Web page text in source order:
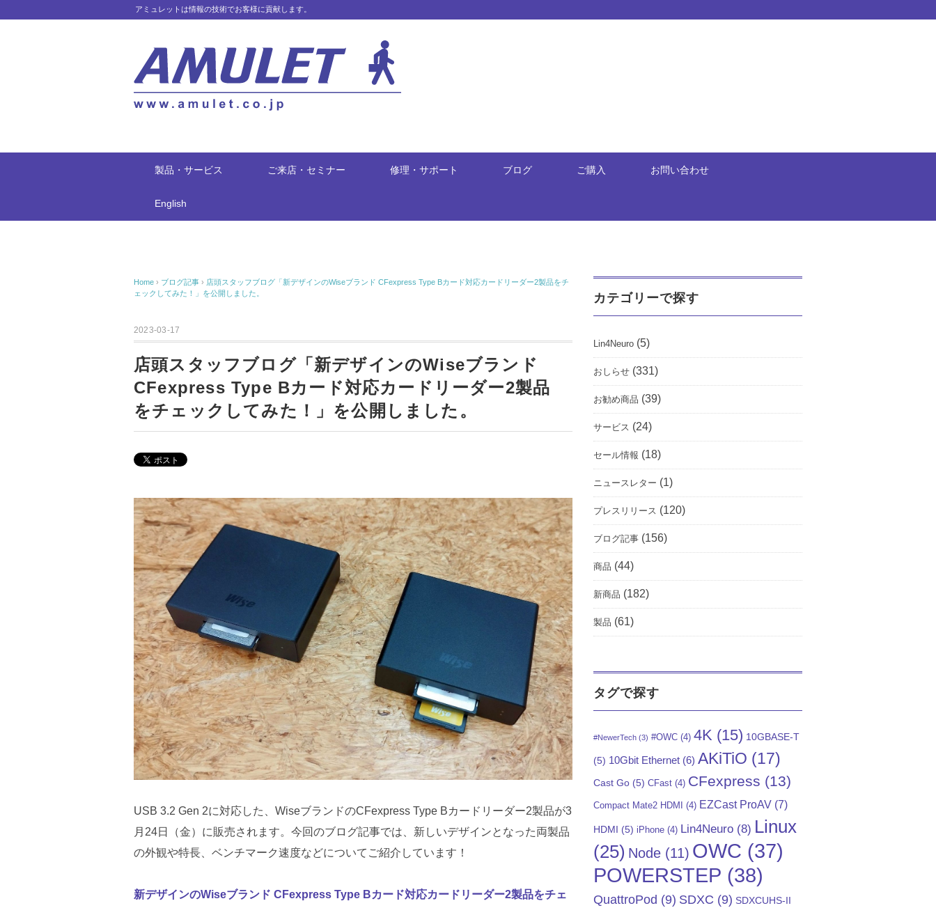
アミュレットは情報の技術でお客様に貢献します。
製品・サービス ご来店・セミナー 修理・サポート ブログ ご購入 お問い合わせ
English
Home › ブログ記事 › 店頭スタッフブログ「新デザインのWiseブランド CFexpress Type Bカード対応カードリーダー2製品をチ
ェックしてみた！」を公開しました。
2023-03-17
店頭スタッフブログ「新デザインのWiseブランド
CFexpress Type Bカード対応カードリーダー2製品
をチェックしてみた！」を公開しました。
USB 3.2 Gen 2に対応した、WiseブランドのCFexpress Type Bカードリーダー2製品が3
月24日（金）に販売されます。今回のブログ記事では、新しいデザインとなった両製品
の外観や特長、ベンチマーク速度などについてご紹介しています！
新デザインのWiseブランド CFexpress Type Bカード対応カードリーダー2製品をチェ
カテゴリーで探す
Lin4Neuro (5)
おしらせ (331)
お勧め商品 (39)
サービス (24)
セール情報 (18)
ニュースレター (1)
プレスリリース (120)
ブログ記事 (156)
商品 (44)
新商品 (182)
製品 (61)
タグで探す
#NewerTech (3) #OWC (4) 4K (15) 10GBASE-T
(5) 10Gbit Ethernet (6) AKiTiO (17)
Cast Go (5) CFast (4) CFexpress (13)
Compact Mate2 HDMI (4) EZCast ProAV (7)
HDMI (5) iPhone (4) Lin4Neuro (8) Linux
(25) Node (11) OWC (37)
POWERSTEP (38)
QuattroPod (9) SDXC (9) SDXCUHS-II